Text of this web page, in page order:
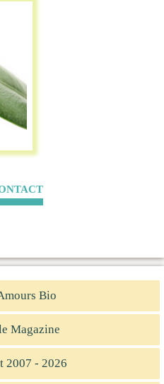
Bio
Magazine
2007 - 2026